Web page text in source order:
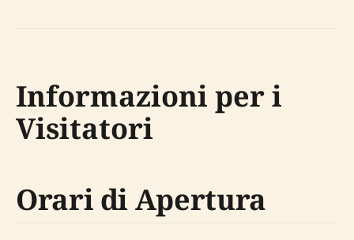
Informazioni per i
Visitatori
Orari di Apertura